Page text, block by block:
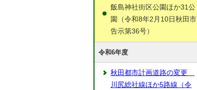
飯島神社街区公園ほか31公
園（令和8年2月10日秋田市
告示第36号）
令和6年度
秋田都市計画道路の変更
川尻総社線ほか5路線（令